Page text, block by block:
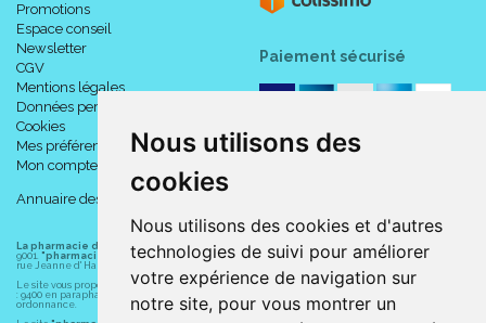
Nous utilisons des
cookies
Nous utilisons des cookies et d'autres
technologies de suivi pour améliorer
votre expérience de navigation sur
notre site, pour vous montrer un
Promotions
Espace conseil
Newsletter
CGV
Mentions légales
Données personnelles
Cookies
Mes préférences Cookies
Mon compte
Annuaire des pharmacies
Paiement sécurisé
La pharmacie du centre à Albert (80300) est une pharmacie française certifiée ISO
9001. "pharmacie-du-centre-albert.fr "est le site internet de la pharmacie du centre
rue Jeanne d' Harcourt, 80300 Albert.
Le site vous propose un large choix de plus de 11000 références, au prix les plus bas possible
: 9400 en parapharmacie, animaux, orthopédie, matériel médical. 1700 en médicaments sans
ordonnance.